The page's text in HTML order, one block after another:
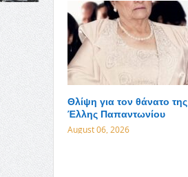
Θλίψη για τον θάνατο της
Έλλης Παπαντωνίου
August 06, 2026